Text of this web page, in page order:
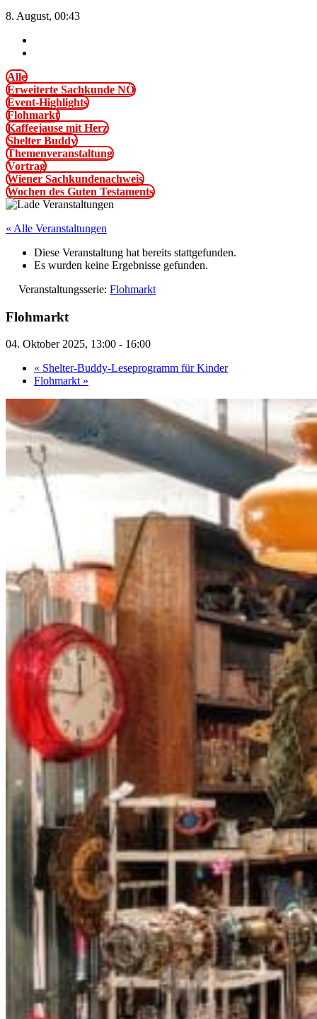
8. August, 00:43
Alle
Erweiterte Sachkunde NÖ
Event-Highlights
Flohmarkt
Kaffeejause mit Herz
Shelter Buddy
Themenveranstaltung
Vortrag
Wiener Sachkundenachweis
Wochen des Guten Testaments
« Alle Veranstaltungen
Diese Veranstaltung hat bereits stattgefunden.
Es wurden keine Ergebnisse gefunden.
Veranstaltungsserie: Flohmarkt
Flohmarkt
04. Oktober 2025, 13:00 - 16:00
« Shelter-Buddy-Leseprogramm für Kinder
Flohmarkt »